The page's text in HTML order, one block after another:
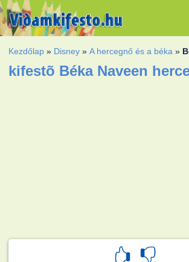
Kezdőlap » Disney »A hercegnő és a béka »
kifestõ Béka Naveen